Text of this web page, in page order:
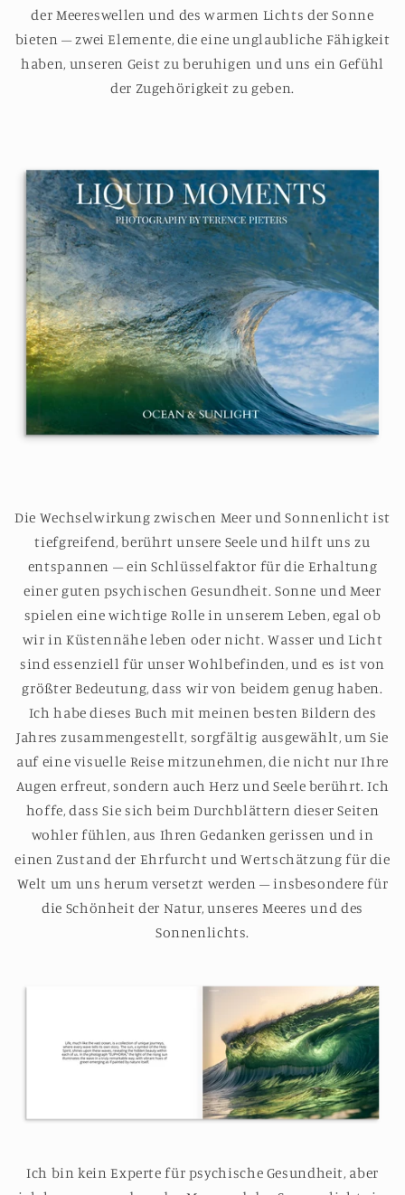
der Meereswellen und des warmen Lichts der Sonne
bieten – zwei Elemente, die eine unglaubliche Fähigkeit
haben, unseren Geist zu beruhigen und uns ein Gefühl
der Zugehörigkeit zu geben.
Die Wechselwirkung zwischen Meer und Sonnenlicht ist
tiefgreifend, berührt unsere Seele und hilft uns zu
entspannen – ein Schlüsselfaktor für die Erhaltung
einer guten psychischen Gesundheit. Sonne und Meer
spielen eine wichtige Rolle in unserem Leben, egal ob
wir in Küstennähe leben oder nicht. Wasser und Licht
sind essenziell für unser Wohlbefinden, und es ist von
größter Bedeutung, dass wir von beidem genug haben.
Ich habe dieses Buch mit meinen besten Bildern des
Jahres zusammengestellt, sorgfältig ausgewählt, um Sie
auf eine visuelle Reise mitzunehmen, die nicht nur Ihre
Augen erfreut, sondern auch Herz und Seele berührt. Ich
hoffe, dass Sie sich beim Durchblättern dieser Seiten
wohler fühlen, aus Ihren Gedanken gerissen und in
einen Zustand der Ehrfurcht und Wertschätzung für die
Welt um uns herum versetzt werden – insbesondere für
die Schönheit der Natur, unseres Meeres und des
Sonnenlichts.
Ich bin kein Experte für psychische Gesundheit, aber